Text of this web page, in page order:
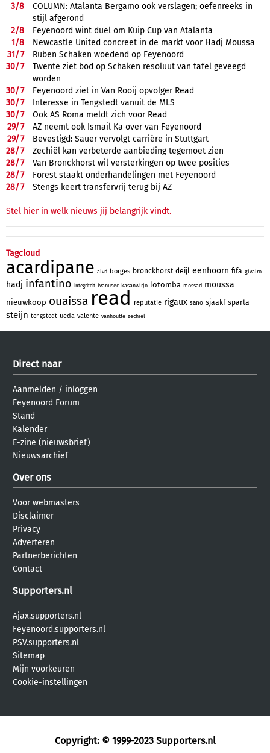
3/8
COLUMN: Atalanta Bergamo ook verslagen; oefenreeks in
stijl afgerond
2/8
Feyenoord wint duel om Kuip Cup van Atalanta
1/8
Newcastle United concreet in de markt voor Hadj Moussa
31/7
Ruben Schaken woedend op Feyenoord
30/7
Twente ziet bod op Schaken resoluut van tafel geveegd
worden
30/7
Feyenoord ziet in Van Rooij opvolger Read
30/7
Interesse in Tengstedt vanuit de MLS
30/7
Ook AS Roma meldt zich voor Read
29/7
AZ neemt ook Ismail Ka over van Feyenoord
29/7
Bevestigd: Sauer vervolgt carrière in Stuttgart
28/7
Zechiël kan verbeterde aanbieding tegemoet zien
28/7
Van Bronckhorst wil versterkingen op twee posities
28/7
Forest staakt onderhandelingen met Feyenoord
28/7 Stengs keert transfervrij terug bij AZ
Stel hier in welk nieuws jij belangrijk vindt.
Tagcloud
acardipane aivd borges bronckhorst deijl eenhoorn fifa givairo
hadj infantino integriteit ivanusec kasanwirjo lotomba mossad moussa
nieuwkoop ouaissa read reputatie rigaux sano sjaakf sparta
steijn tengstedt ueda valente vanhoutte zechiel
Direct naar
Aanmelden / inloggen
Feyenoord Forum
Stand
Kalender
E-zine (nieuwsbrief)
Nieuwsarchief
Over ons
Voor webmasters
Disclaimer
Privacy
Adverteren
Partnerberichten
Contact
Supporters.nl
Ajax.supporters.nl
Feyenoord.supporters.nl
PSV.supporters.nl
Sitemap
Mijn voorkeuren
Cookie-instellingen
Copyright: © 1999-2023 Supporters.nl